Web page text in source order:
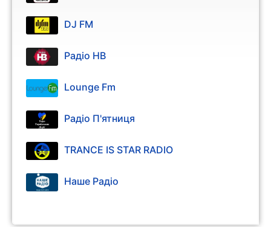
DJ FM
Радіо НВ
Lounge Fm
Радіо П'ятниця
TRANCE IS STAR RADIO
Наше Радіо